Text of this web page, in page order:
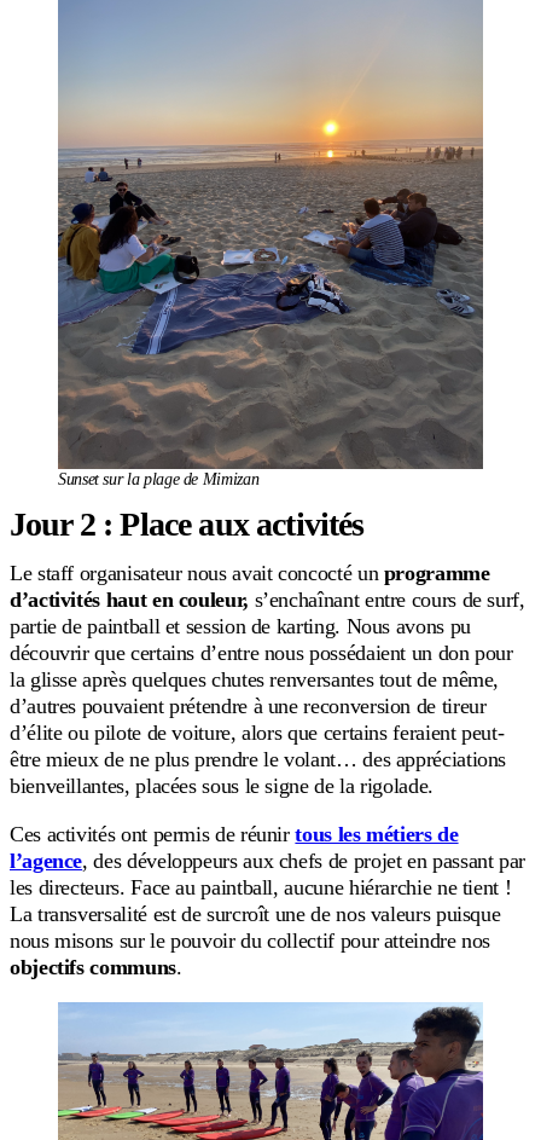
Sunset sur la plage de Mimizan
Jour 2 : Place aux activités
Le staff organisateur nous avait concocté un programme
d’activités haut en couleur, s’enchaînant entre cours de surf,
partie de paintball et session de karting. Nous avons pu
découvrir que certains d’entre nous possédaient un don pour
la glisse après quelques chutes renversantes tout de même,
d’autres pouvaient prétendre à une reconversion de tireur
d’élite ou pilote de voiture, alors que certains feraient peut-
être mieux de ne plus prendre le volant… des appréciations
bienveillantes, placées sous le signe de la rigolade.
Ces activités ont permis de réunirtous les métiers de
l’agence, des développeurs aux chefs de projet en passant par
les directeurs. Face au paintball, aucune hiérarchie ne tient !
La transversalité est de surcroît une de nos valeurs puisque
nous misons sur le pouvoir du collectif pour atteindre nos
objectifs communs.